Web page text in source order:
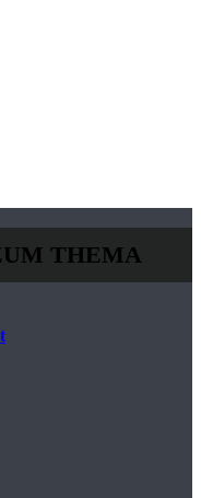
THEMA